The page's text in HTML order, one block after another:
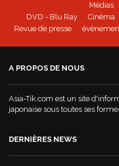
Médias
DVD - Blu Ray
Cinéma
Revue de presse
A PROPOS DE NOUS
Asia-Tik.com est un site
japonaise sous toutes ses
DERNIÈRES NEWS